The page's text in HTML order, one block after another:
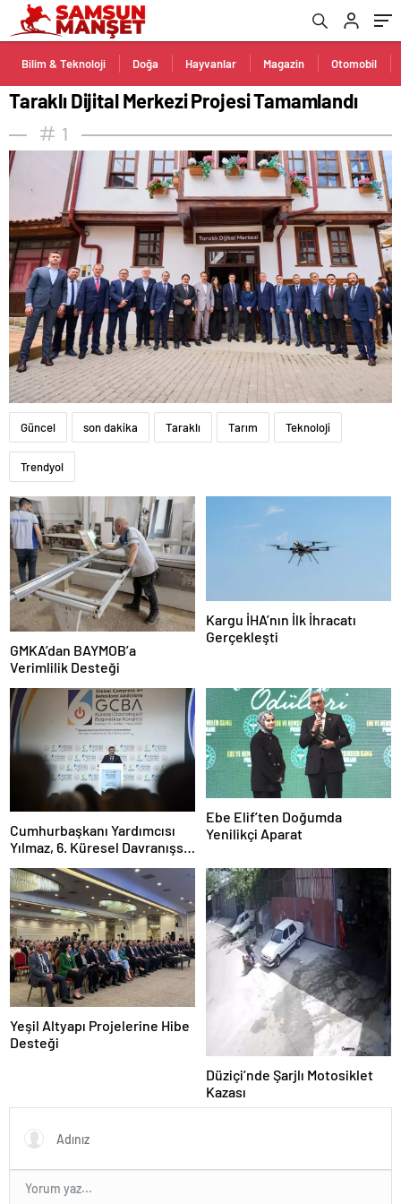
Bilim & Teknoloji Doğa Hayvanlar Magazin Otomobil
Taraklı Dijital Merkezi Projesi Tamamlandı
1
Güncel son dakika Taraklı Tarım Teknoloji
Trendyol
GMKA’dan BAYMOB’a
Verimlilik Desteği
Kargu İHA’nın İlk İhracatı
Gerçekleşti
Cumhurbaşkanı Yardımcısı
Yılmaz, 6. Küresel Davranışsal
Bağımlılıklar Kongresi’nde
konuştu Açıklaması
Ebe Elif’ten Doğumda
Yenilikçi Aparat
Yeşil Altyapı Projelerine Hibe
Desteği
Düziçi’nde Şarjlı Motosiklet
Kazası